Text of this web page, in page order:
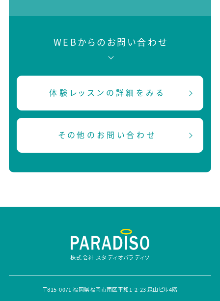
WEBからのお問い合わせ
体験レッスンの詳細をみる
その他のお問い合わせ
株式会社 スタディオパラディソ
〒815-0071 福岡県福岡市南区平和1-2-23 森山ビル4階